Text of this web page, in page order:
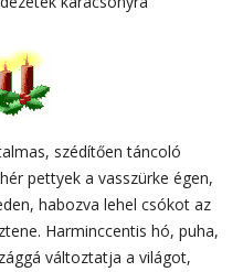
szédítően táncoló
pettyek a vasszürke égen,
habozva lehel csókot az
Harminccentis hó, puha,
változtatja a világot,